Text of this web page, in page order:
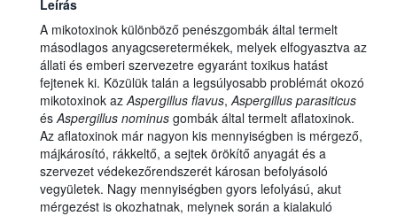
Leírás
A mikotoxinok különböző penészgombák által termelt
másodlagos anyagcseretermékek, melyek elfogyasztva az
állati és emberi szervezetre egyaránt toxikus hatást
fejtenek ki. Közülük talán a legsúlyosabb problémát okozó
mikotoxinok az Aspergillus flavus, Aspergillus parasiticus
és Aspergillus nominus gombák által termelt aflatoxinok.
Az aflatoxinok már nagyon kis mennyiségben is mérgező,
májkárosító, rákkeltő, a sejtek örökítő anyagát és a
szervezet védekezőrendszerét károsan befolyásoló
vegyületek. Nagy mennyiségben gyors lefolyású, akut
mérgezést is okozhatnak, melynek során a kialakuló